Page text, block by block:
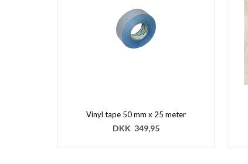
Vinyl tape 50 mm x 25 meter
DKK349,95